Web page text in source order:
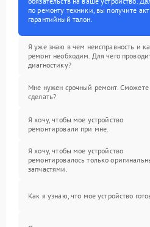
по ремонту техники, вы получите
гарантийный талон.
Я уже знаю в чем неисправность и
ремонт необходим. Для чего
диагностику?
Мне нужен срочный ремонт. Сможете
сделать?
Я хочу, чтобы мое устройство
ремонтировали при мне.
Я хочу, чтобы мое устройство
ремонтировалось только
запчастями.
Как я узнаю, что мое устройство